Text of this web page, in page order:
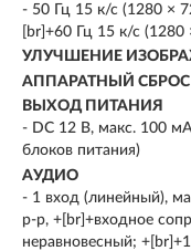
- 50 Гц 15 к/с (1280 ×
[br]+60 Гц 15 к/с
УЛУЧШЕНИЕ
АППАРАТНЫЙ СБРОС
ВЫХОД ПИТАНИЯ
- DC 12 В, макс. 100
блоков питания)
АУДИО
- 1 вход (линейный),
p-p, +[br]+входное
неравновесный;